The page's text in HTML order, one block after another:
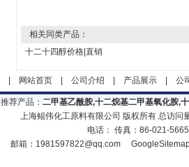
相关同类产品：
十二十四醇价格|直销
网站首页| 公司介绍 产品展示| 公
推荐产品： 二甲基乙酰胺,十二烷基二甲基氧化胺,
上海鲲伟化工原料有限公司 版权所有 总访问
电话： 传真：86-021-
邮箱： 1981597822@qq.com